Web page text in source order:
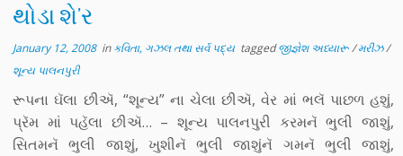
થોડા શે’ર
January 12, 2008inકવિતા, ગઝલ તથા સર્વ પદ્ય taggedજીજ્ઞેશ અધ્યારૂ/મરીઝ/
શૂન્ય પાલનપુરી
રૂપના ઘૅલા છીઍ, “શૂન્ય” ના ચેલા છીઍ, વેર માં ભલૅ પાછળ હશું,
પ્રૅમ માં પહૅલા છીઍ… – શૂન્ય પાલનપુરી કરમનૅ ભુલી જાશું,
સિતમનૅ ભુલી જાશું, ખુશીનૅ ભુલી જાશુંનૅ ગમનૅ ભુલી જાશું,